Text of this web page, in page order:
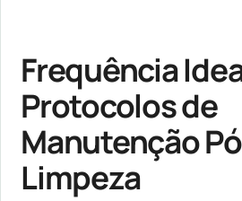
Frequência
Protocolos de
Manutenção
Limpeza